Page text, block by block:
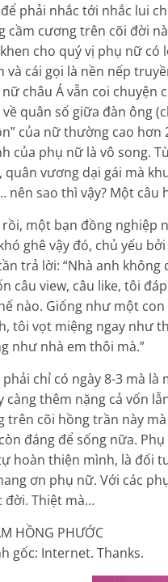
phải nhắc tới nhắc lui
cầm cương trên cõi đời
cho quý vị phụ nữ
và cái gọi là nền nếp
châu Á vẫn coi chuyện
về quân số giữa đàn ông
của nữ thường cao
của phụ nữ là vô song.
quân vương dại gái mà
nên sao thì vậy? Một câu
rồi, một bạn đồng nghiệp
ghê vậy đó, chủ yếu
trả lời: “Nhà anh
câu view, câu like, tôi
nào. Giống như một
tôi vọt miệng ngay như
như nhà em thôi mà.”
chỉ có ngày 8-3 mà
càng thêm nặng cả vốn
trên cõi hồng trần này
đáng để sống nữa.
hoàn thiện mình, là đối
ơn phụ nữ. Với các
đời. Thiệt mà…
HỒNG PHƯỚC
gốc: Internet. Thanks.